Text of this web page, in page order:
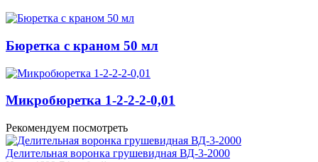
Бюретка с краном 50 мл
Микробюретка 1-2-2-2-0,01
Рекомендуем посмотреть
Делительная воронка грушевидная ВД-3-2000